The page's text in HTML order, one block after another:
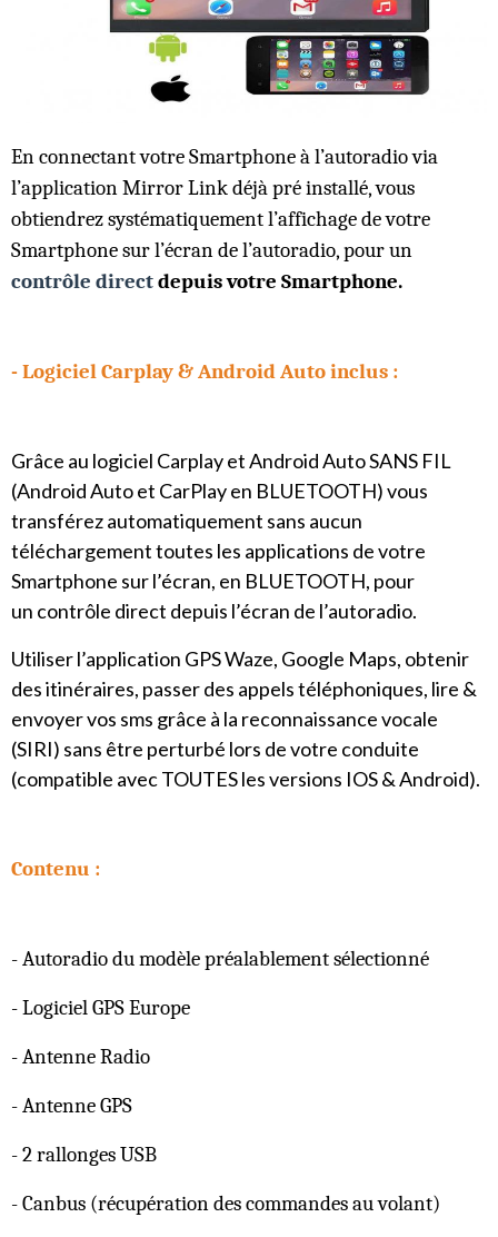
En connectant votre Smartphone à l’autoradio via
l’application Mirror Link déjà pré installé, vous
obtiendrez systématiquement l’affichage de votre
Smartphone sur l’écran de l’autoradio, pour un
contrôle directdepuis votre Smartphone.
- LogicielCarplay & Android Auto inclus :
Grâce au logiciel Carplay et Android Auto SANS FIL
(Android Auto et CarPlay en BLUETOOTH) vous
transférez automatiquement sans aucun
téléchargement toutes les applications de votre
Smartphone sur l’écran, en BLUETOOTH, pour
un contrôle direct depuis l’écran de l’autoradio.
Utiliser l’application GPS Waze, Google Maps, obtenir
des itinéraires, passer des appels téléphoniques, lire &
envoyer vos sms grâce à la reconnaissance vocale
(SIRI) sans être perturbé lors de votre conduite
(compatible avec TOUTES les versions IOS & Android).
Contenu :
- Autoradio du modèle préalablement sélectionné
- Logiciel GPS Europe
- Antenne Radio
- Antenne GPS
- 2 rallonges USB
- Canbus (récupération des commandes au volant)